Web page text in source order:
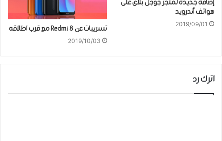
إضافة ﺟﺪﻳﺪة ﻟﻤﺘﺠﺮ ﺟﻮﺟﻞ ﺑﻼﻯ ﻋﻠﻰ
ﻫﻮﺍﺗﻒ ﺃﻧﺪﺭﻭﻳﺪ
2019/09/01
تسريبات عن Redmi 8 مع قرب اطلاقه
2019/10/03
اترك رد